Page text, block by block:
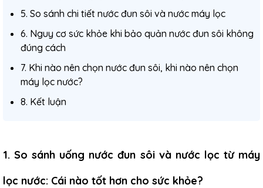
5. So sánh chi tiết nước đun sôi và nước máy lọc
6. Nguy cơ sức khỏe khi bảo quản nước đun sôi không
đúng cách
7. Khi nào nên chọn nước đun sôi, khi nào nên chọn
máy lọc nước?
8. Kết luận
1. So sánh uống nước đun sôi và nước lọc từ máy
lọc nước: Cái nào tốt hơn cho sức khỏe?